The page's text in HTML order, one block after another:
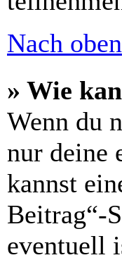
Nach oben
» Wie
Wenn du
nur deine
kannst
Beitrag“-
eventuell